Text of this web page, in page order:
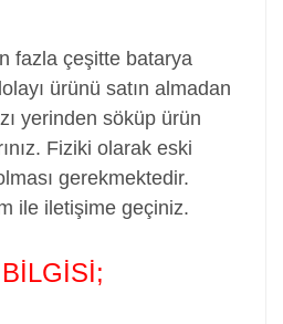
fazla çeşitte batarya
ürünü satın almadan
yerinden söküp ürün
Fiziki olarak eski
gerekmektedir.
ile iletişime geçiniz.